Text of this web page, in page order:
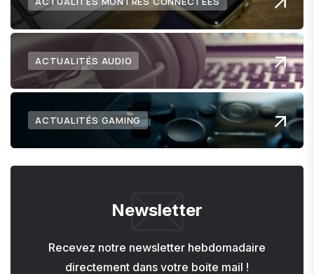
ACTUALITÉS AUDIO
ACTUALITÉS GAMING
Newsletter
Recevez notre newsletter hebdomadaire
directement dans votre boite mail !